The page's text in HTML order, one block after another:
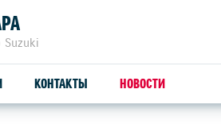
КОНТАКТЫ НОВОСТИ